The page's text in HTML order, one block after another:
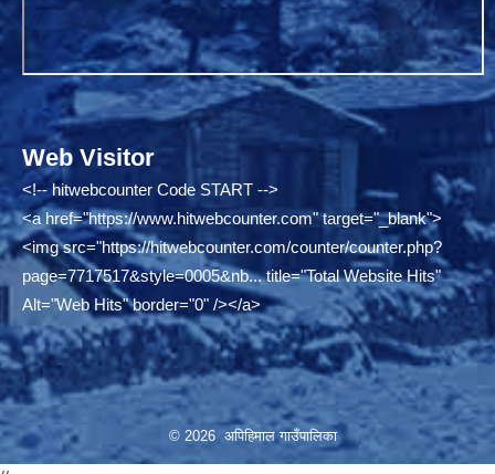
Web Visitor
<!-- hitwebcounter Code START -->
<a href="https://www.hitwebcounter.com"target="_blank">
<img src="https://hitwebcounter.com/counter/counter.php?
page=7717517&style=0005&nb...title="Total Website Hits"
Alt="Web Hits" border="0" /></a>
© 2026 अपिहिमाल गाउँपालिका